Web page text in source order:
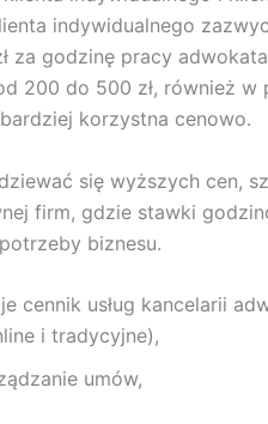
indywidualnego
za godzinę pracy
200 do 500 zł, również w
korzystna cenowo.
się wyższych cen,
firm, gdzie stawki
biznesu.
cennik usług kancelarii
i tradycyjne),
umów,